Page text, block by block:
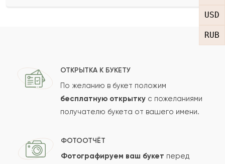
USD
RUB
ОТКРЫТКА К БУКЕТУ
По желанию в букет положим
бесплатную открытку с пожеланиями
получателю букета от вашего имени.
ФОТООТЧЁТ
Фотографируем ваш букет перед